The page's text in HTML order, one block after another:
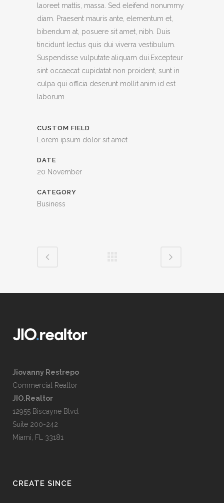
laoreet mattis, massa. Sed eleifend nonummy
diam. Praesent mauris ante, elementum et,
bibendum at, posuere sit amet, nibh. Duis
tincidunt lectus quis dui viverra vestibulum.
Suspendisse vulputate aliquam dui.Excepteur
sint occaecat cupidatat non proident, sunt in
culpa qui officia deserunt mollit anim id est
laborum
CUSTOM FIELD
Lorem ipsum dolor sit amet
DATE
20 November
CATEGORY
Business
Jiovanny Restrepo
Commercial Realtor
JIO.Realtor
12955 Biscayne Blvd.
Suite 200-242
Miami, FL 33181
CREATE SINCE